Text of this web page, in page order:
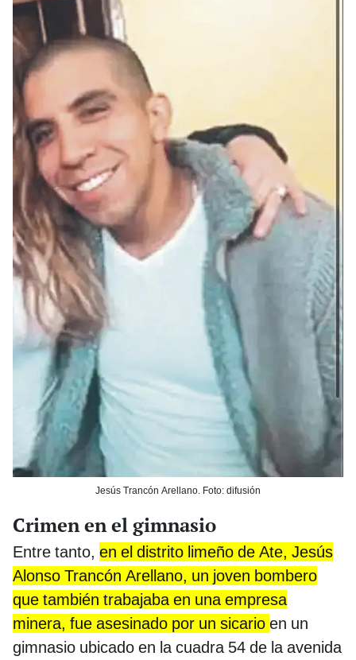
Jesús Trancón Arellano. Foto: difusión
Crimen en el gimnasio
Entre tanto, en el distrito limeño de Ate, Jesús
Alonso Trancón Arellano, un joven bombero
que también trabajaba en una empresa
minera, fue asesinado por un sicario en un
gimnasio ubicado en la cuadra 54 de la avenida